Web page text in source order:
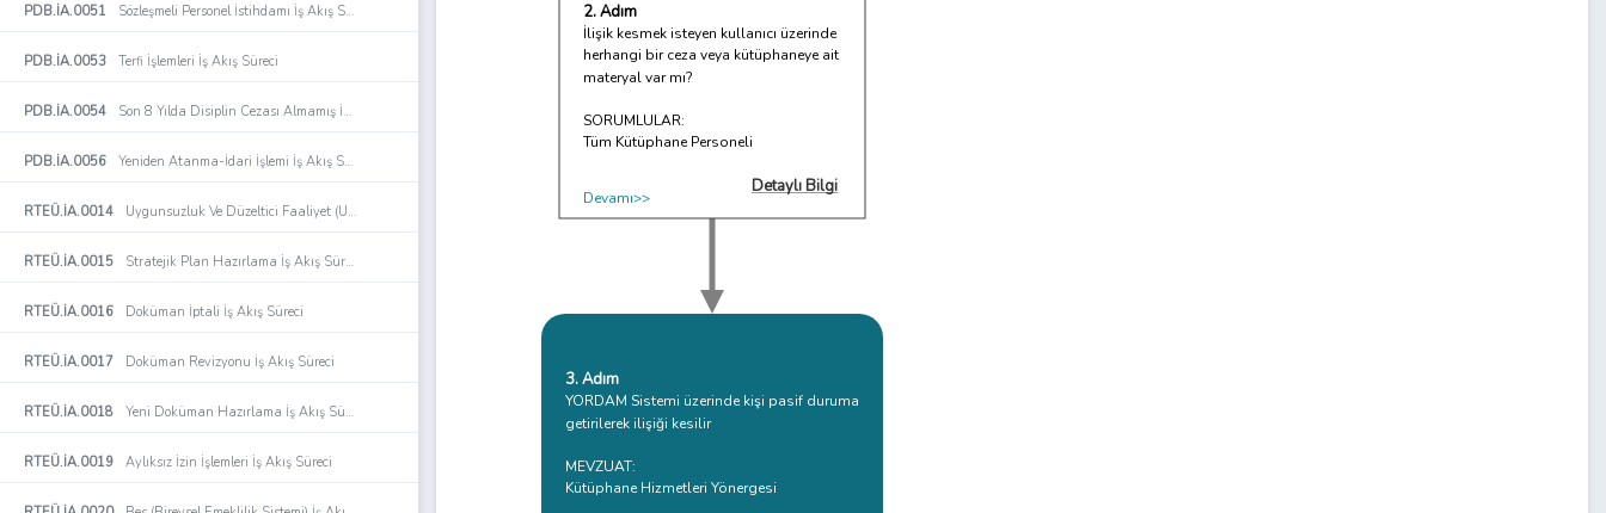
PDB.İA.0051 Sözleşmeli Personel İstihdamı İş Akış Süreci
PDB.İA.0053 Terfi İşlemleri İş Akış Süreci
PDB.İA.0054 Son 8 Yılda Disiplin Cezası Almamış İdari Personele Uygulanacak Terfi İşlemi İş Akış Süreci
PDB.İA.0056 Yeniden Atanma-İdari İşlemi İş Akış Süreci
RTEÜ.İA.0014 Uygunsuzluk Ve Düzeltici Faaliyet (Udf) İş Akış Süreci
RTEÜ.İA.0015 Stratejik Plan Hazırlama İş Akış Süreci
RTEÜ.İA.0016 Doküman İptali İş Akış Süreci
RTEÜ.İA.0017 Doküman Revizyonu İş Akış Süreci
RTEÜ.İA.0018 Yeni Doküman Hazırlama İş Akış Süreci
RTEÜ.İA.0019 Aylıksız İzin İşlemleri İş Akış Süreci
2. Adım
İlişik kesmek isteyen kullanıcı üzerinde
herhangi bir ceza veya kütüphaneye ait
materyal var mı?
SORUMLULAR:
Tüm Kütüphane Personeli
Detaylı Bilgi
Devamı>>
3. Adım
YORDAM Sistemi üzerinde kişi pasif duruma
getirilerek ilişiği kesilir
MEVZUAT:
Kütüphane Hizmetleri Yönergesi